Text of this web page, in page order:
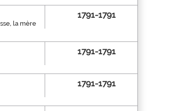
la mère
1791-1791
1791-1791
1791-1791